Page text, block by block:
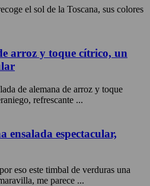
el sol de la Toscana, sus colores
arroz y toque cítrico, un
de alemana de arroz y toque
refrescante ...
ensalada espectacular,
eso este timbal de verduras una
me parece ...